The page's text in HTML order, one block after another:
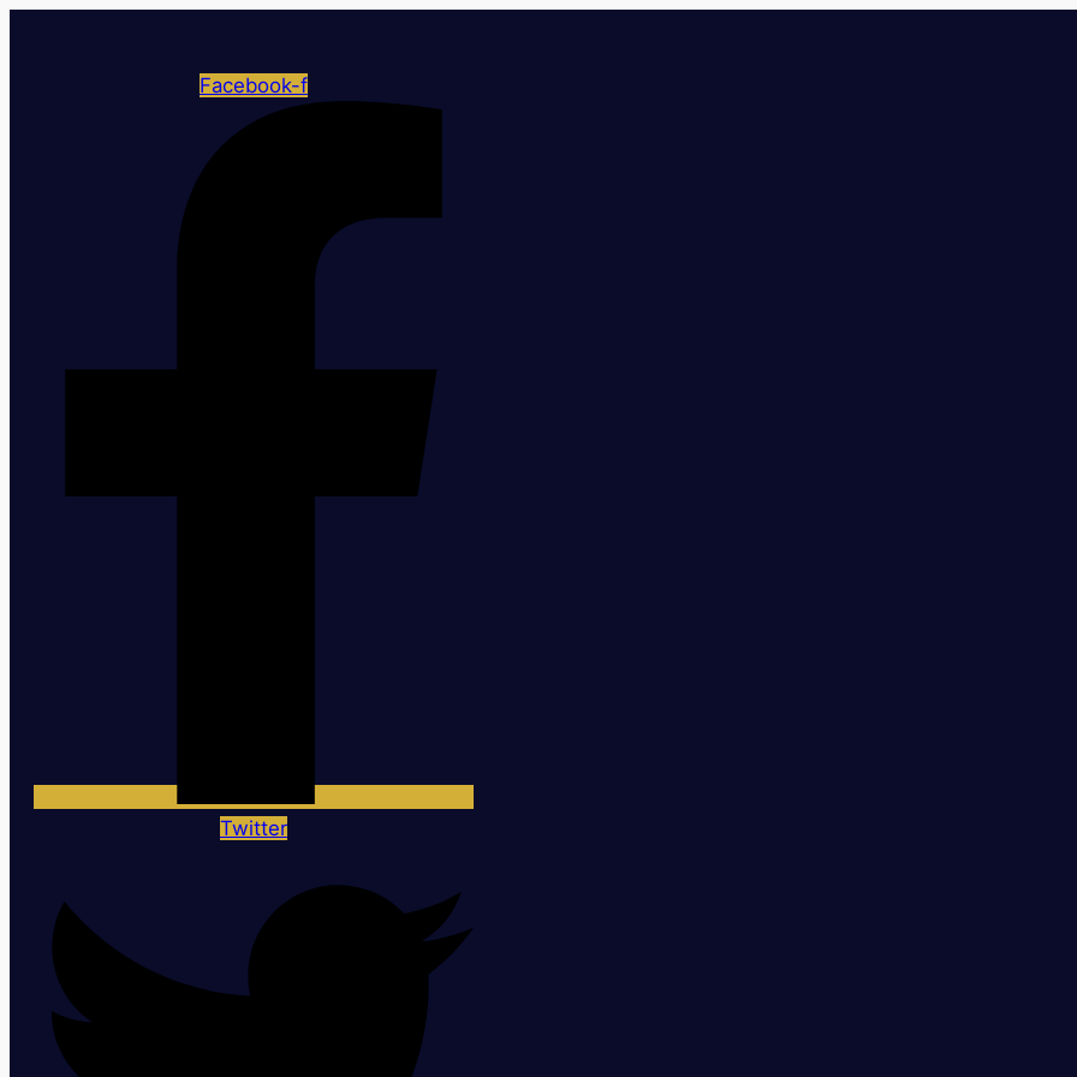
Facebook-f
Twitter